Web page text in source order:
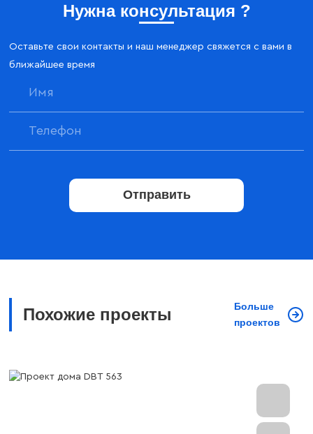
Нужна консультация ?
Оставьте свои контакты и наш менеджер свяжется с вами в
ближайшее время
Отправить
Похожие проекты
Больше
проектов